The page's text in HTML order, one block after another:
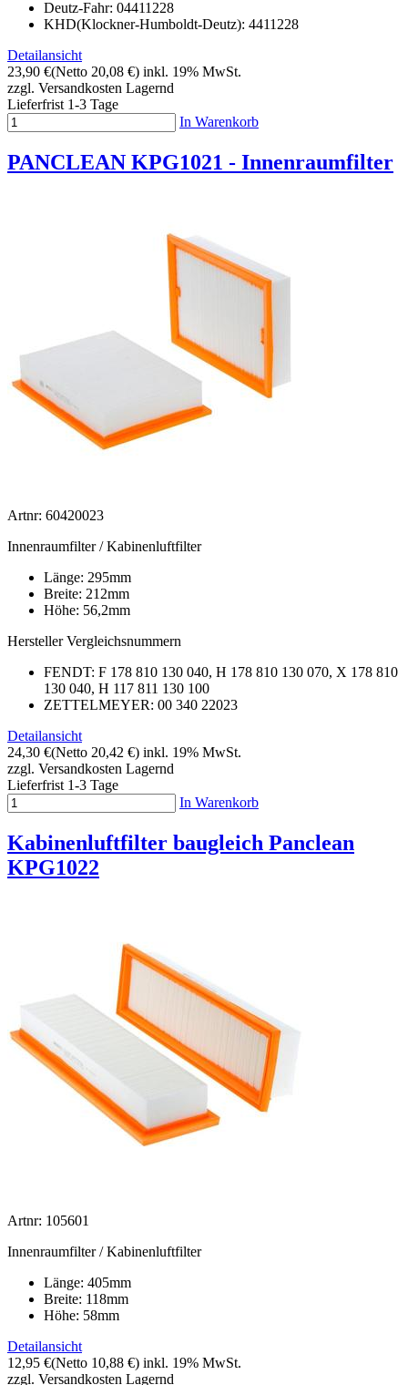
Deutz-Fahr: 04411228
KHD(Klockner-Humboldt-Deutz): 4411228
Detailansicht
23,90 €(Netto 20,08 €) inkl. 19% MwSt.
zzgl. Versandkosten Lagernd
Lieferfrist 1-3 Tage
In Warenkorb
PANCLEAN KPG1021 - Innenraumfilter
Artnr: 60420023
Innenraumfilter / Kabinenluftfilter
Länge: 295mm
Breite: 212mm
Höhe: 56,2mm
Hersteller Vergleichsnummern
FENDT: F 178 810 130 040, H 178 810 130 070, X 178 810
130 040, H 117 811 130 100
ZETTELMEYER: 00 340 22023
Detailansicht
24,30 €(Netto 20,42 €) inkl. 19% MwSt.
zzgl. Versandkosten Lagernd
Lieferfrist 1-3 Tage
In Warenkorb
Kabinenluftfilter baugleich Panclean
KPG1022
Artnr: 105601
Innenraumfilter / Kabinenluftfilter
Länge: 405mm
Breite: 118mm
Höhe: 58mm
Detailansicht
12,95 €(Netto 10,88 €) inkl. 19% MwSt.
zzgl. Versandkosten Lagernd